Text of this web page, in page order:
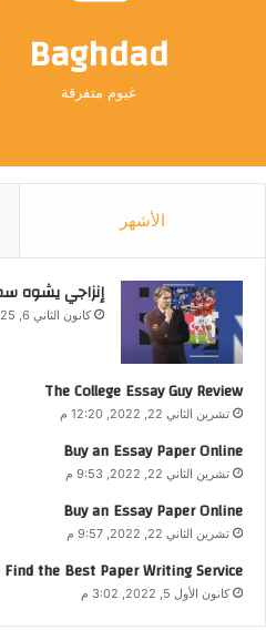
Baghdad
غيوم متفرقة
الأشهر
إنزاجي يشوه
كانون الثاني 6, 2025, 11:59 ص
The College Essay Guy Review
تشرين الثاني 22, 2022, 12:20 م
Buy an Essay Paper Online
تشرين الثاني 22, 2022, 9:53 م
Buy an Essay Paper Online
تشرين الثاني 22, 2022, 9:57 م
the Best Paper Writing Service
كانون الأول 5, 2022, 3:02 م